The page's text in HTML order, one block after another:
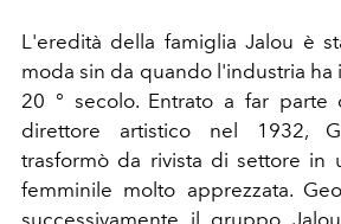
L'eredità della famiglia Jalou è
moda sin da quando l'industria ha
20 ° secolo. Entrato a far parte
direttore artistico nel 1932,
trasformò da rivista di settore in
femminile molto apprezzata.
successivamente il gruppo